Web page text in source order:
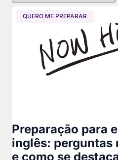
QUERO ME PREPARAR
Preparação para
inglês: perguntas
e como se